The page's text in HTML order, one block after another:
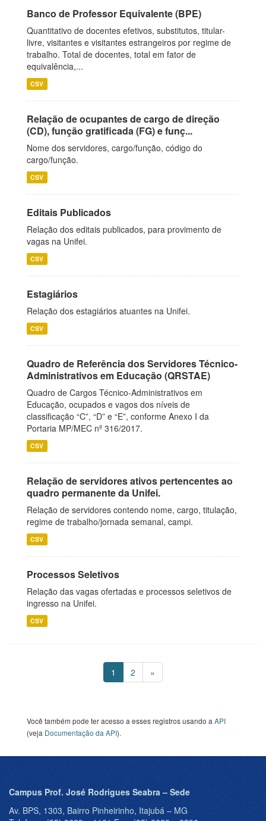
Banco de Professor Equivalente (BPE)
Quantitativo de docentes efetivos, substitutos, titular-
livre, visitantes e visitantes estrangeiros por regime de
trabalho. Total de docentes, total em fator de
equivalência,...
CSV
Relação de ocupantes de cargo de direção
(CD), função gratificada (FG) e funç...
Nome dos servidores, cargo/função, código do
cargo/função.
CSV
Editais Publicados
Relação dos editais publicados, para provimento de
vagas na Unifei.
CSV
Estagiários
Relação dos estagiários atuantes na Unifei.
CSV
Quadro de Referência dos Servidores Técnico-
Administrativos em Educação (QRSTAE)
Quadro de Cargos Técnico-Administrativos em
Educação, ocupados e vagos dos níveis de
classificação “C”, “D” e “E”, conforme Anexo I da
Portaria MP/MEC nº 316/2017.
CSV
Relação de servidores ativos pertencentes ao
quadro permanente da Unifei.
Relação de servidores contendo nome, cargo, titulação,
regime de trabalho/jornada semanal, campi.
CSV
Processos Seletivos
Relação das vagas ofertadas e processos seletivos de
ingresso na Unifei.
CSV
1 2 »
Você também pode ter acesso a esses registros usando a API
(veja Documentação da API).
Campus Prof. José Rodrigues Seabra – Sede
Av. BPS, 1303, Bairro Pinheirinho, Itajubá – MG